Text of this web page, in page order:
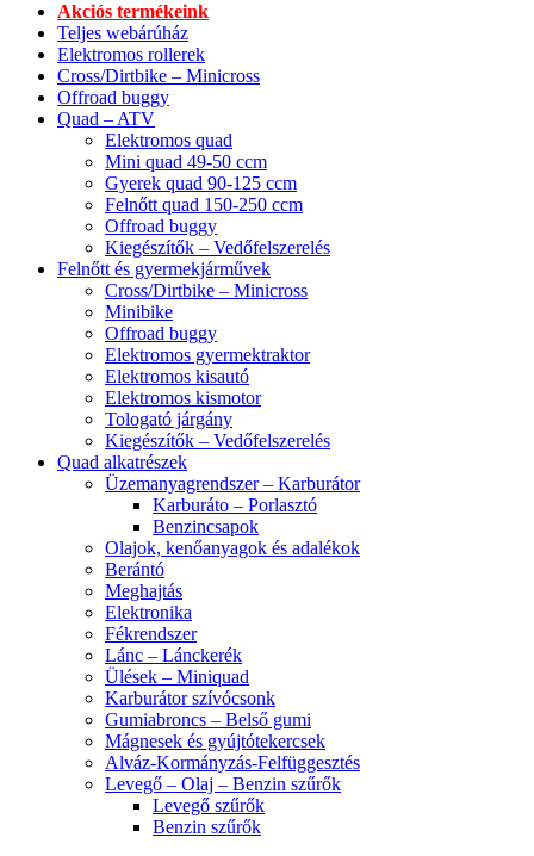
Akciós termékeink
Teljes webárúház
Elektromos rollerek
Cross/Dirtbike – Minicross
Offroad buggy
Quad – ATV
Elektromos quad
Mini quad 49-50 ccm
Gyerek quad 90-125 ccm
Felnőtt quad 150-250 ccm
Offroad buggy
Kiegészítők – Vedőfelszerelés
Felnőtt és gyermekjárművek
Cross/Dirtbike – Minicross
Minibike
Offroad buggy
Elektromos gyermektraktor
Elektromos kisautó
Elektromos kismotor
Tologató járgány
Kiegészítők – Vedőfelszerelés
Quad alkatrészek
Üzemanyagrendszer – Karburátor
Karburáto – Porlasztó
Benzincsapok
Olajok, kenőanyagok és adalékok
Berántó
Meghajtás
Elektronika
Fékrendszer
Lánc – Lánckerék
Ülések – Miniquad
Karburátor szívócsonk
Gumiabroncs – Belső gumi
Mágnesek és gyújtótekercsek
Alváz-Kormányzás-Felfüggesztés
Levegő – Olaj – Benzin szűrők
Levegő szűrők
Benzin szűrők